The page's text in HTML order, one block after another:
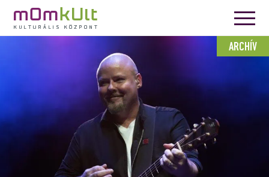
ARCHÍV